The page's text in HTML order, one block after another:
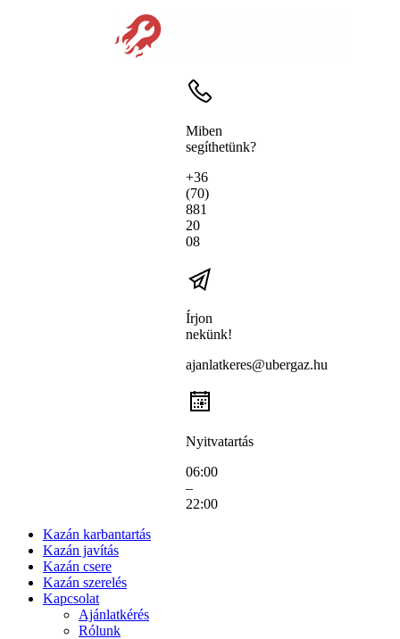
Miben
segíthetünk?
+36
(70)
881
20
08
Írjon
nekünk!
ajanlatkeres@ubergaz.hu
Nyitvatartás
06:00
–
22:00
Kazán karbantartás
Kazán javítás
Kazán csere
Kazán szerelés
Kapcsolat
Ajánlatkérés
Rólunk